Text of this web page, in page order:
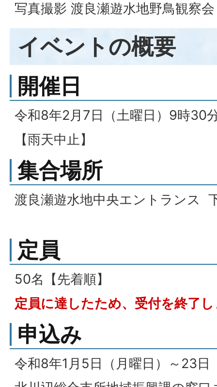
写真撮影 渡良瀬遊水地野鳥観察
イベントの概要
開催日
令和8年2月7日（土曜日）9時30
【雨天中止】
集合場所
渡良瀬遊水地中央エントランス
定員
50名【先着順】
定員に達したため、受付を終了
申込み
令和8年1月5日（月曜日）～23日